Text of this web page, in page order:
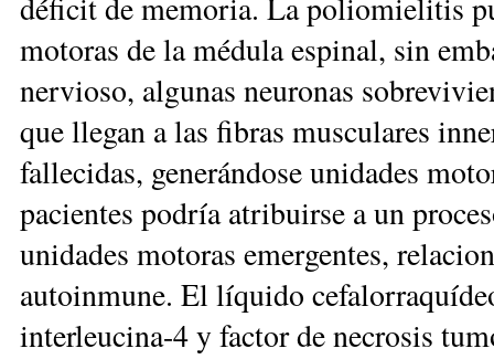
motoras de la médula espinal, sin
nervioso, algunas neuronas
que llegan a las fibras musculares
fallecidas, generándose unidades
pacientes podría atribuirse a un
unidades motoras emergentes,
autoinmune. El líquido
interleucina-4 y factor de necrosis